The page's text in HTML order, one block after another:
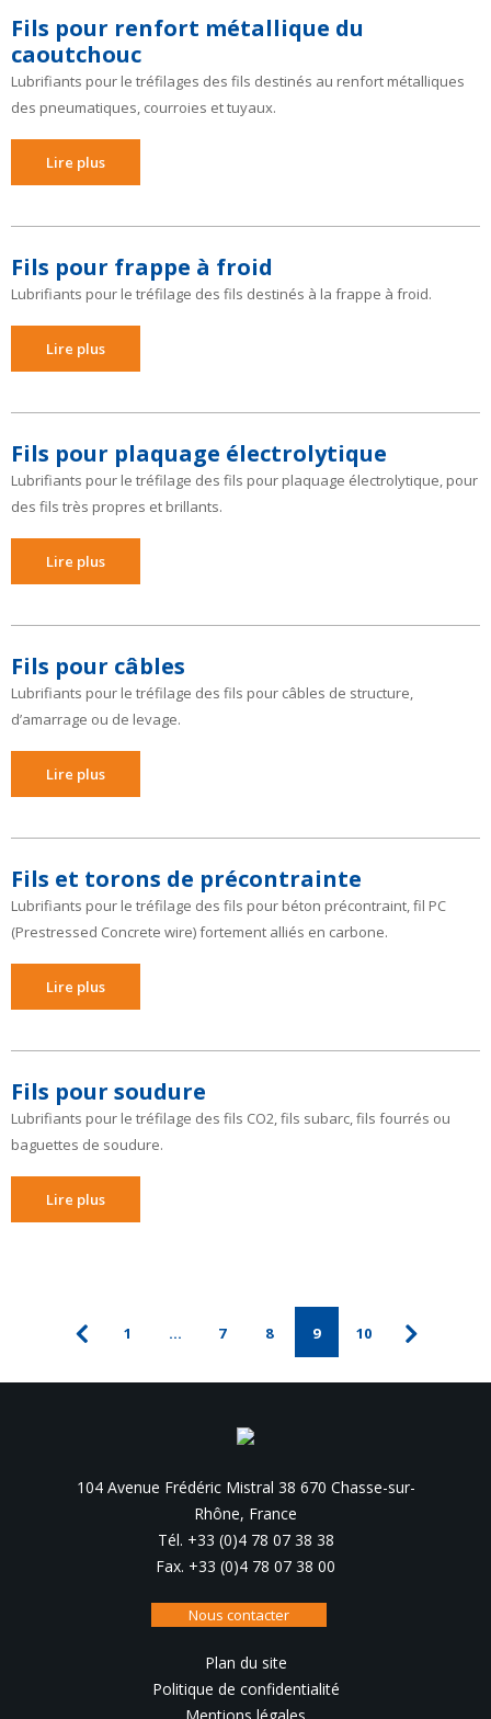
Fils pour renfort métallique du
caoutchouc
Lubrifiants pour le tréfilages des fils destinés au renfort métalliques
des pneumatiques, courroies et tuyaux.
Lire plus
Fils pour frappe à froid
Lubrifiants pour le tréfilage des fils destinés à la frappe à froid.
Lire plus
Fils pour plaquage électrolytique
Lubrifiants pour le tréfilage des fils pour plaquage électrolytique, pour
des fils très propres et brillants.
Lire plus
Fils pour câbles
Lubrifiants pour le tréfilage des fils pour câbles de structure,
d’amarrage ou de levage.
Lire plus
Fils et torons de précontrainte
Lubrifiants pour le tréfilage des fils pour béton précontraint, fil PC
(Prestressed Concrete wire) fortement alliés en carbone.
Lire plus
Fils pour soudure
Lubrifiants pour le tréfilage des fils CO2, fils subarc, fils fourrés ou
baguettes de soudure.
Lire plus
1 … 7 8 9 10
104 Avenue Frédéric Mistral 38 670 Chasse-sur-
Rhône, France
Tél. +33 (0)4 78 07 38 38
Fax. +33 (0)4 78 07 38 00
Nous contacter
Plan du site
Politique de confidentialité
Mentions légales